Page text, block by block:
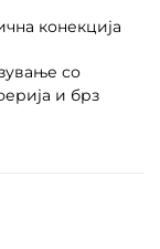
конекција
со
и брз